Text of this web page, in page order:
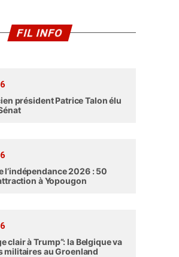
FIL INFO
président Patrice Talon élu
l’indépendance 2026 : 50
à Yopougon
clair à Trump”: la Belgique va
militaires au Groenland